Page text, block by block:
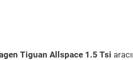
Tiguan Allspace 1.5 Tsi